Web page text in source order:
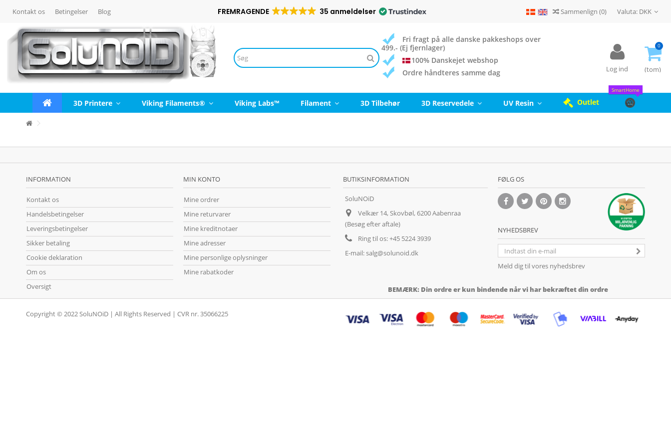
Betingelser Blog
Kontakt os FREMRAGENDE 35 anmeldelser Sammenlign (0) Valuta: DKK
Fri fragt på alle danske pakkeshops over
499.- (Ej fjernlager)
100% Danskejet webshop
Ordre håndteres samme dag
Log ind
0
(tom)
3D Printere Viking Filaments® Viking Labs™ Filament 3D Tilbehør 3D Reservedele UV Resin Outlet
SmartHome
INFORMATION
Kontakt os
Handelsbetingelser
Leveringsbetingelser
Sikker betaling
Cookie deklaration
Om os
Oversigt
MIN KONTO
Mine ordrer
Mine returvarer
Mine kreditnotaer
Mine adresser
Mine personlige oplysninger
Mine rabatkoder
BUTIKSINFORMATION
SoluNOiD
Velkær 14, Skovbøl, 6200 Aabenraa
(Besøg efter aftale)
Ring til os:+45 5224 3939
E-mail:salg@solunoid.dk
BEMÆRK: Din ordre er kun bindende når vi har bekræftet din ordre
FØLG OS
NYHEDSBREV
Meld dig til vores nyhedsbrev
Copyright © 2022 SoluNOiD | All Rights Reserved | CVR nr. 35066225